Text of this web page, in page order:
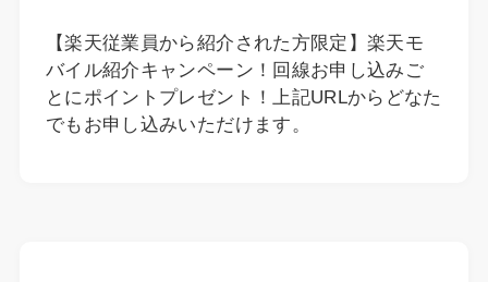
【楽天従業員から紹介された方限定】楽天モ
バイル紹介キャンペーン！回線お申し込みご
とにポイントプレゼント！上記URLからどなた
でもお申し込みいただけます。